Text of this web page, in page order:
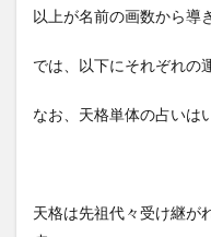
以上が名前の画数から導
では、以下にそれぞれの
なお、天格単体の占いは
天格は先祖代々受け継が